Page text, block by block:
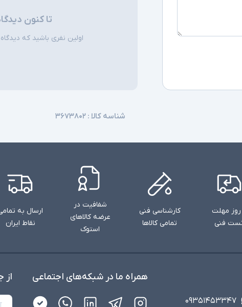
تا کنون
اولین نفری باشید که دیدگاه
شناسه کالا :۳۶۷۳۸۰۲
۷ روز مهلت
فنی
کارشناسی فنی
تمامی کالاها
شفافیت در
عرضه کالاهای
استوک
ارسال به
نقاط ایران
۰۹۳۵۱۴۵۳۳۴۷
همراه ما در شبکه‌های اجتماعی از